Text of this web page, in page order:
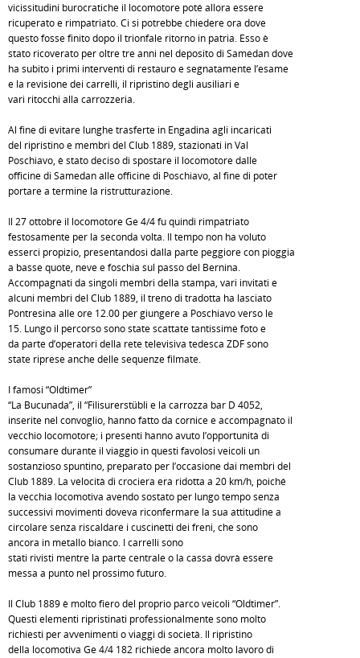
vicissitudini burocratiche il locomotore poté allora essere
ricuperato e rimpatriato. Ci si potrebbe chiedere ora dove
questo fosse finito dopo il trionfale ritorno in patria. Esso è
stato ricoverato per oltre tre anni nel deposito di Samedan dove
ha subito i primi interventi di restauro e segnatamente l’esame
e la revisione dei carrelli, il ripristino degli ausiliari e
vari ritocchi alla carrozzeria.
Al fine di evitare lunghe trasferte in Engadina agli incaricati
del ripristino e membri del Club 1889, stazionati in Val
Poschiavo, è stato deciso di spostare il locomotore dalle
officine di Samedan alle officine di Poschiavo, al fine di poter
portare a termine la ristrutturazione.
Il 27 ottobre il locomotore Ge 4/4 fu quindi rimpatriato
festosamente per la seconda volta. Il tempo non ha voluto
esserci propizio, presentandosi dalla parte peggiore con pioggia
a basse quote, neve e foschia sul passo del Bernina.
Accompagnati da singoli membri della stampa, vari invitati e
alcuni membri del Club 1889, il treno di tradotta ha lasciato
Pontresina alle ore 12.00 per giungere a Poschiavo verso le
15. Lungo il percorso sono state scattate tantissime foto e
da parte d’operatori della rete televisiva tedesca ZDF sono
state riprese anche delle sequenze filmate.
I famosi “Oldtimer”
“La Bucunada”, il “Filisurerstübli e la carrozza bar D 4052,
inserite nel convoglio, hanno fatto da cornice e accompagnato il
vecchio locomotore; i presenti hanno avuto l’opportunità di
consumare durante il viaggio in questi favolosi veicoli un
sostanzioso spuntino, preparato per l’occasione dai membri del
Club 1889. La velocità di crociera era ridotta a 20 km/h, poiché
la vecchia locomotiva avendo sostato per lungo tempo senza
successivi movimenti doveva riconfermare la sua attitudine a
circolare senza riscaldare i cuscinetti dei freni, che sono
ancora in metallo bianco. I carrelli sono
stati rivisti mentre la parte centrale o la cassa dovrà essere
messa a punto nel prossimo futuro.
Il Club 1889 è molto fiero del proprio parco veicoli “Oldtimer”.
Questi elementi ripristinati professionalmente sono molto
richiesti per avvenimenti o viaggi di società. Il ripristino
della locomotiva Ge 4/4 182 richiede ancora molto lavoro di